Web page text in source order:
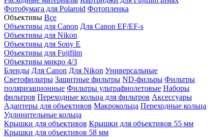
Фотобумага для Polaroid Фотопленка
Объективы Все
Объективы для Canon Для Canon EF/EF-s
Объективы для Nikon
Объективы для Sony E
Объективы для Fujifilm
Объективы микро 4/3
Бленды Для Canon Для Nikon Универсальные
Светофильтры Защитные фильтры ND-фильры Фильтры
поляризационные Фильтры ультрафиолетовые Наборы
фильтров Переходные кольца для фильтров Аксессуары
Адаптеры для объективов Макрокольца Переходные кольца
Удлинительные кольца
Крышки для объективов Крышки для объективов 55 мм
Крышки для объективов 58 мм